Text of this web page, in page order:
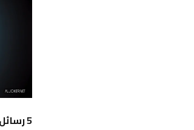
5